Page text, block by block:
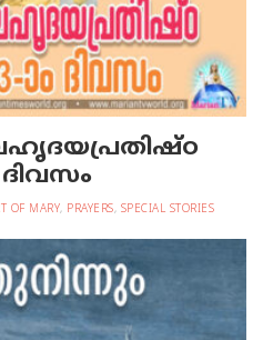
OF MARY, PRAYERS, SPECIAL STORIES